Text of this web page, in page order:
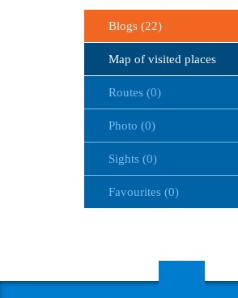
Blogs (22)
Map of visited places
Routes (0)
Photo (0)
Sights (0)
Favourites (0)